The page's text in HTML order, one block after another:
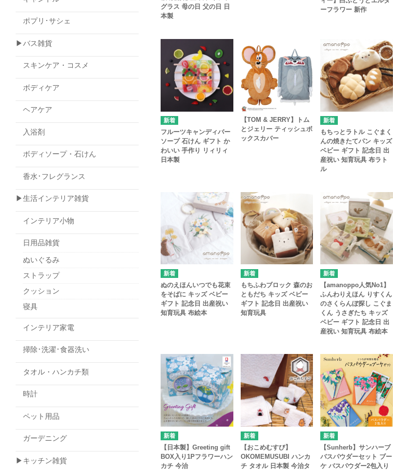
グラス 母の日 父の日 日
本製
ーフラワー 新作
フルーツキャンディバー
ソープ 石けん ギフト か
わいい 手作り リィリィ
日本製
【TOM & JERRY】トム
とジェリー ティッシュボ
ックスカバー
もちっとラトル こぐまく
んの焼きたてパン キッズ
ベビー ギフト 記念日 出
産祝い 知育玩具 布ラト
ル
ぬのえほんいつでも花束
をそばに キッズ ベビー
ギフト 記念日 出産祝い
知育玩具 布絵本
もちふわブロック 森のお
ともだち キッズ ベビー
ギフト 記念日 出産祝い
知育玩具
【amanoppo人気No1】
ふんわりえほん りすくん
のさくらんぼ探し こぐま
くん うさぎたち キッズ
ベビー ギフト 記念日 出
産祝い 知育玩具 布絵本
【日本製】Greeting gift
BOX入り1Pフラワーハン
カチ 今治
【おこめむすび】
OKOMEMUSUBI ハンカ
チ タオル 日本製 今治タ
【Sunherb】サンハーブ
バスパウダーセット ブー
ケ バスパウダー2包入り
ポプリ･サシェ
▶バス雑貨
スキンケア・コスメ
ボディケア
ヘアケア
入浴剤
ボディソープ・石けん
香水･フレグランス
▶生活インテリア雑貨
インテリア小物
日用品雑貨
ぬいぐるみ
ストラップ
クッション
寝具
インテリア家電
掃除･洗濯･食器洗い
タオル・ハンカチ類
時計
ペット用品
ガーデニング
▶キッチン雑貨